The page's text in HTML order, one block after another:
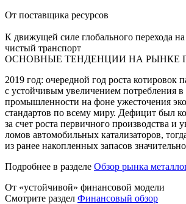
От поставщика ресурсов
К движущей силе глобального перехода на
чистый транспорт
ОСНОВНЫЕ ТЕНДЕНЦИИ НА РЫНКЕ
2019 год: очередной год роста котировок
с устойчивым увеличением потребления
промышленности на фоне ужесточения
стандартов по всему миру. Дефицит был
за счет роста первичного производства и
ломов автомобильных катализаторов,
из ранее накопленных запасов
Подробнее в разделе Обзор рынка
От «устойчивой» финансовой модели
Смотрите раздел Финансовый обзор